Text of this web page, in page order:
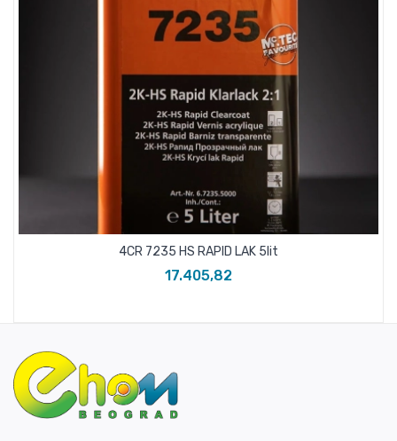
4CR 7235 HS RAPID LAK 5lit
17.405,82